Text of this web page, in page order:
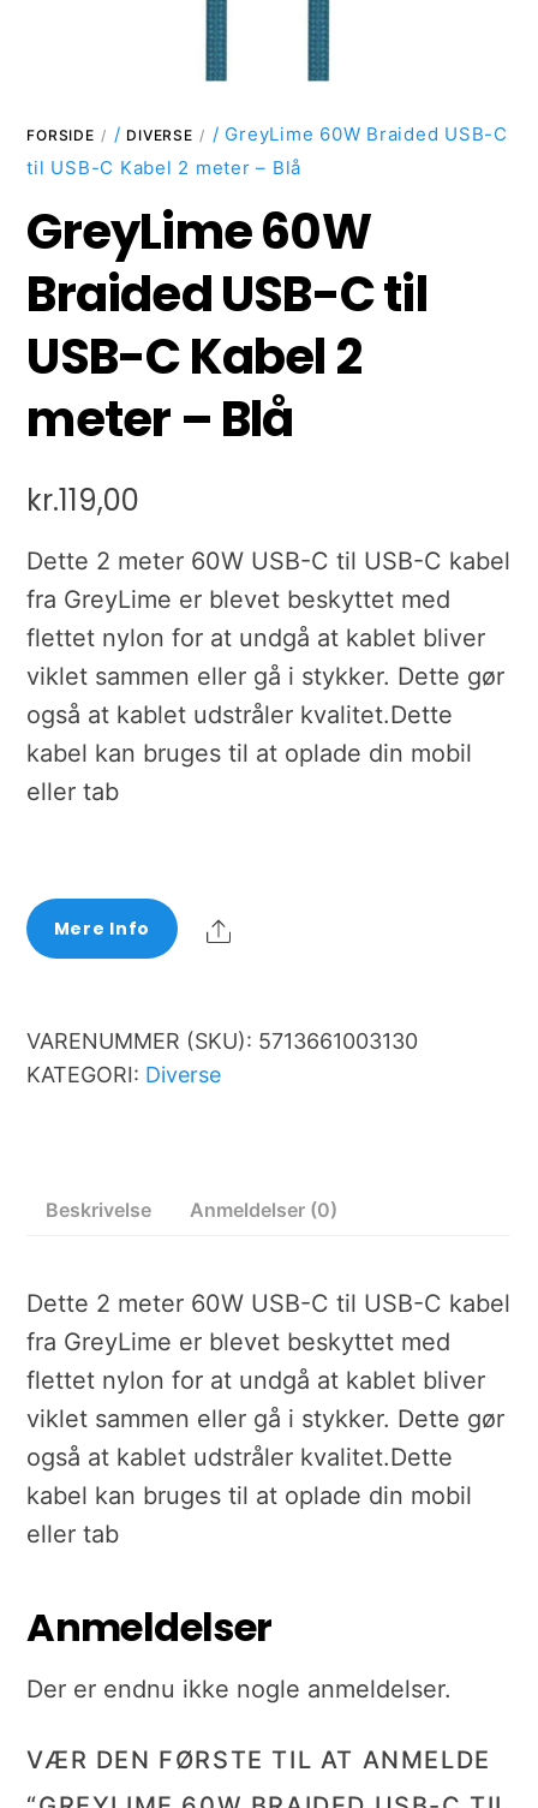
FORSIDE / DIVERSE
/ GreyLime 60W Braided USB-C
til USB-C Kabel 2 meter – Blå
GreyLime 60W
Braided USB-C til
USB-C Kabel 2
meter – Blå
kr.119,00
Dette 2 meter 60W USB-C til USB-C kabel
fra GreyLime er blevet beskyttet med
flettet nylon for at undgå at kablet bliver
viklet sammen eller gå i stykker. Dette gør
også at kablet udstråler kvalitet.Dette
kabel kan bruges til at oplade din mobil
eller tab
Mere Info Share
VARENUMMER (SKU): 5713661003130
KATEGORI: Diverse
Beskrivelse Anmeldelser (0)
Dette 2 meter 60W USB-C til USB-C kabel
fra GreyLime er blevet beskyttet med
flettet nylon for at undgå at kablet bliver
viklet sammen eller gå i stykker. Dette gør
også at kablet udstråler kvalitet.Dette
kabel kan bruges til at oplade din mobil
eller tab
Anmeldelser
Der er endnu ikke nogle anmeldelser.
VÆR DEN FØRSTE TIL AT ANMELDE